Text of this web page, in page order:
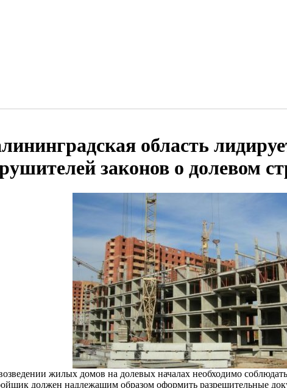
область
законов о долевом
жилых домов на долевых началах необходимо
должен надлежащим образом оформить разрешительные